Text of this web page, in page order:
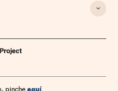
pinche aquí